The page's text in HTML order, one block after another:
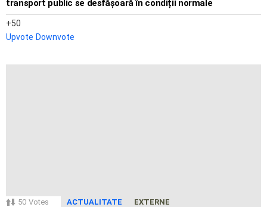
transport public se desfășoară în condiții normale
50
Upvote Downvote
50 Votes ACTUALITATE EXTERNE